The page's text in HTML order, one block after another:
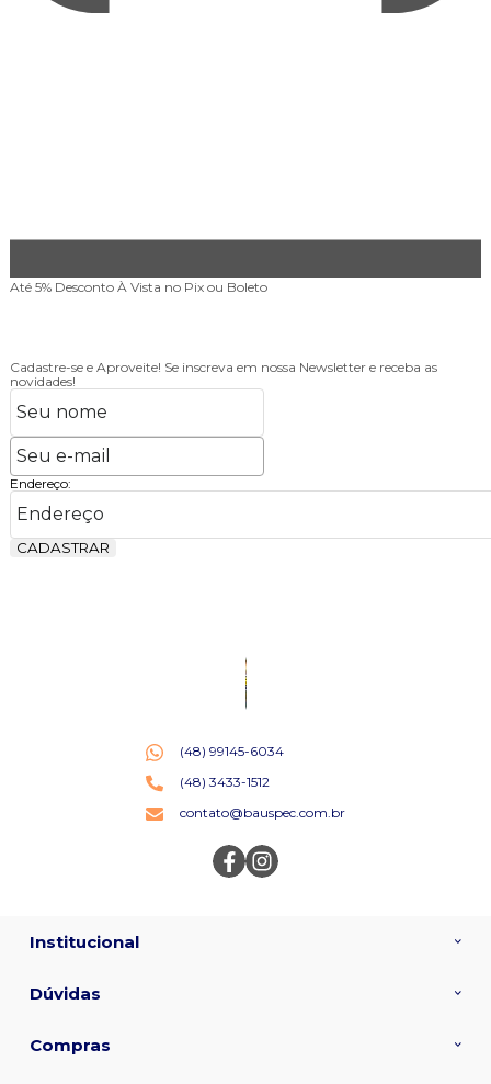
Parcele em Até 3X no Cartão de Crédito
Cadastre-se e Aproveite! Se inscreva em nossa Newsletter e receba as
novidades!
Endereço:
CADASTRAR
(48) 99145-6034
(48) 3433-1512
contato@bauspec.com.br
Institucional
Dúvidas
Compras